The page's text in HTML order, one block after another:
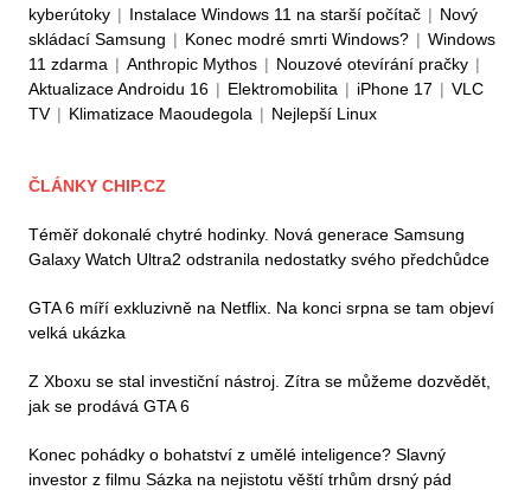
kyberútoky | Instalace Windows 11 na starší počítač | Nový
skládací Samsung | Konec modré smrti Windows? | Windows
11 zdarma | Anthropic Mythos | Nouzové otevírání pračky |
Aktualizace Androidu 16 | Elektromobilita | iPhone 17 | VLC
TV | Klimatizace Maoudegola | Nejlepší Linux
ČLÁNKY CHIP.CZ
Téměř dokonalé chytré hodinky. Nová generace Samsung
Galaxy Watch Ultra2 odstranila nedostatky svého předchůdce
GTA 6 míří exkluzivně na Netflix. Na konci srpna se tam objeví
velká ukázka
Z Xboxu se stal investiční nástroj. Zítra se můžeme dozvědět,
jak se prodává GTA 6
Konec pohádky o bohatství z umělé inteligence? Slavný
investor z filmu Sázka na nejistotu věští trhům drsný pád